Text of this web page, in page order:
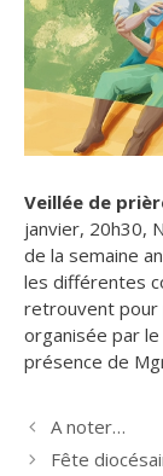
Veillée de
janvier, 20h30,
de la semaine
les différentes
retrouvent pour
organisée par
présence de
A noter…
Fête